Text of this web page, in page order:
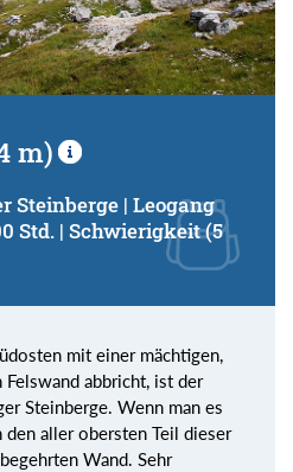
m)
Steinberge | Leogang
Std. | Schwierigkeit (5
mit einer mächtigen,
abbricht, ist der
Steinberge. Wenn man es
den aller obersten Teil dieser
Wand. Sehr